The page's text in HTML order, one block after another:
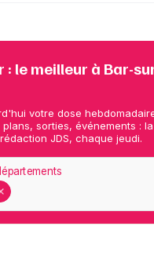
le meilleur à Bar-
votre dose
sorties, événements : la
JDS, chaque jeudi.